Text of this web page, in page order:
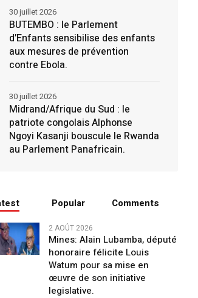
BUTEMBO : le Parlement
d’Enfants sensibilise des enfants
aux mesures de prévention
contre Ebola.
30 juillet 2026
Midrand/Afrique du Sud : le
patriote congolais Alphonse
Ngoyi Kasanji bouscule le Rwanda
au Parlement Panafricain.
30 juillet 2026
Popular Comments
2 AOÛT 2026
Mines: Alain Lubamba, député
honoraire félicite Louis
Watum pour sa mise en
œuvre de son initiative
legislative.